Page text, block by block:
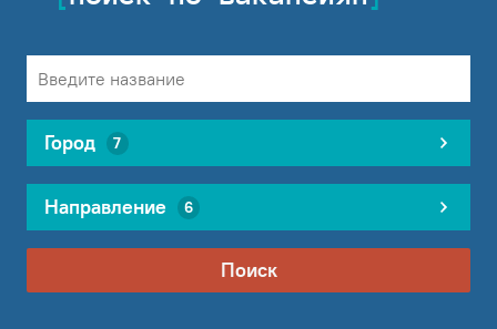
Город 7
Направление 6
Поиск